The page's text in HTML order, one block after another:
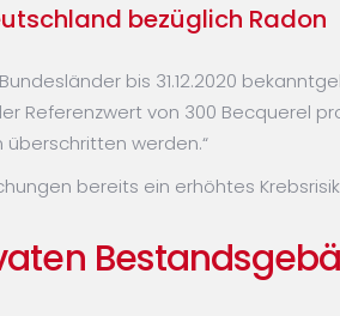
bezüglich Radon
bis 31.12.2020
Referenzwert von 300 Becquerel
werden.
bereits ein erhöhtes